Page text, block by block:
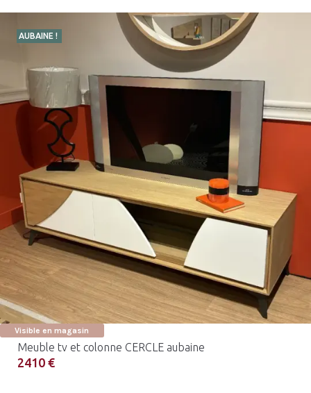
AUBAINE !
Visible en magasin
Meuble tv et colonne CERCLE aubaine
2410 €